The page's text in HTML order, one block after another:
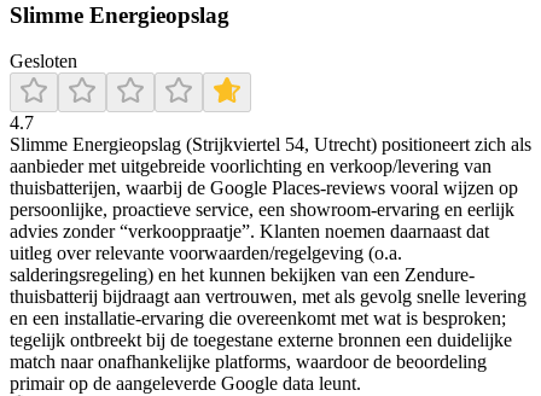
Slimme Energieopslag
Gesloten
4.7
Slimme Energieopslag (Strijkviertel 54, Utrecht) positioneert zich als
aanbieder met uitgebreide voorlichting en verkoop/levering van
thuisbatterijen, waarbij de Google Places-reviews vooral wijzen op
persoonlijke, proactieve service, een showroom-ervaring en eerlijk
advies zonder “verkooppraatje”. Klanten noemen daarnaast dat
uitleg over relevante voorwaarden/regelgeving (o.a.
salderingsregeling) en het kunnen bekijken van een Zendure-
thuisbatterij bijdraagt aan vertrouwen, met als gevolg snelle levering
en een installatie-ervaring die overeenkomt met wat is besproken;
tegelijk ontbreekt bij de toegestane externe bronnen een duidelijke
match naar onafhankelijke platforms, waardoor de beoordeling
primair op de aangeleverde Google data leunt.